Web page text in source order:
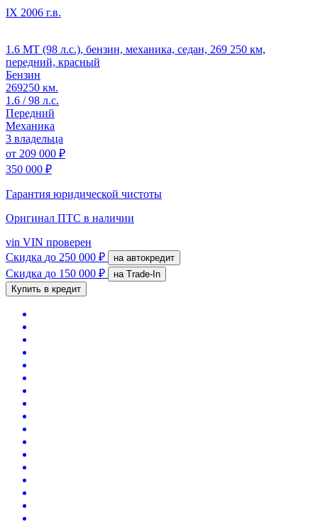
IX 2006 г.в.
1.6 MT (98 л.с.), бензин, механика, седан, 269 250 км,
передний, красный
Бензин
269250 км.
1.6 / 98 л.с.
Передний
Механика
3 владельца
от 209 000 ₽
350 000 ₽
Гарантия юридической чистоты
Оригинал ПТС в наличии
vin VIN проверен
Скидка до 250 000 ₽ на автокредит
Скидка до 150 000 ₽
на Trade-In
Купить в кредит